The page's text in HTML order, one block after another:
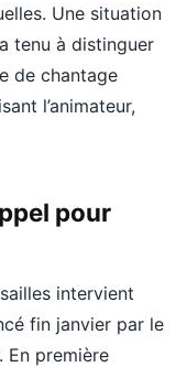
Une situation
tenu à distinguer
de chantage
l’animateur,
pour
intervient
fin janvier par le
En première